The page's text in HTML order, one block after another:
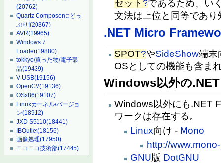
(20762)
Quartz Composerにどっ
ぷり!(20367)
AVR(19965)
Windows 7
Loader(19880)
tokkyo/買った物/電子部
品(19439)
V-USB(19156)
OpenCV(19136)
OSx86(19107)
Linuxカーネル/バージョ
ン(18912)
JXD S5110(18441)
IBOutlet(18156)
画像処理(17950)
ニコニコ技術部(17445)
セット ?であるため、い
文法は上位と同等であ
.NET Micro
SPOT?やSideShow端末
OSとしての機能も含ま
Windows以外の
Windows以外にも.NET
ワークは存在する。
Linux向け - Mono
http://
GNU版 DotGNU